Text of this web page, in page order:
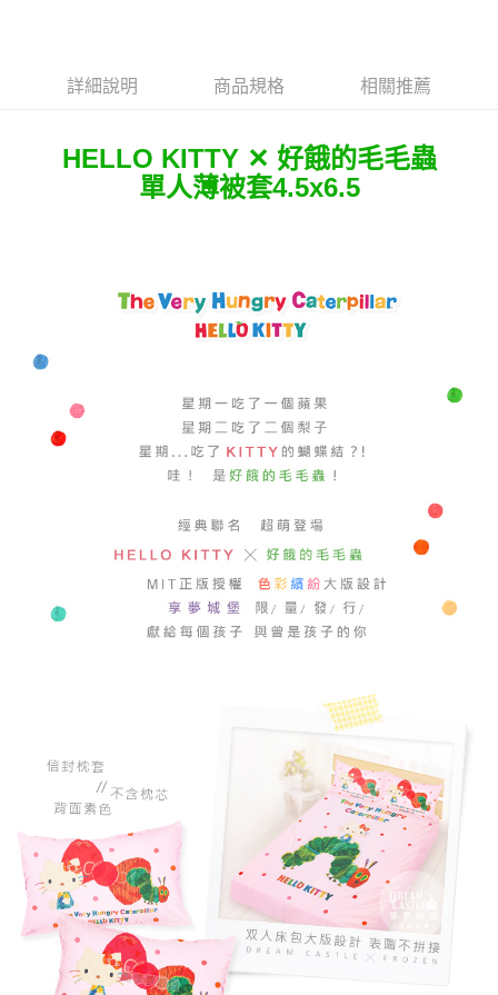
全家★依產品說明
7-11★依產品說明
每筆NT$60，滿NT$699(含以上)免運費
詳細說明 商品規格 相關推薦
HELLO KITTY ✕ 好餓的毛毛蟲
單人薄被套4.5x6.5